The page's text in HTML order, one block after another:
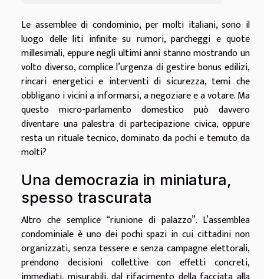
Le assemblee di condominio, per molti italiani, sono il
luogo delle liti infinite su rumori, parcheggi e quote
millesimali, eppure negli ultimi anni stanno mostrando un
volto diverso, complice l’urgenza di gestire bonus edilizi,
rincari energetici e interventi di sicurezza, temi che
obbligano i vicini a informarsi, a negoziare e a votare. Ma
questo micro-parlamento domestico può davvero
diventare una palestra di partecipazione civica, oppure
resta un rituale tecnico, dominato da pochi e temuto da
molti?
Una democrazia in miniatura,
spesso trascurata
Altro che semplice “riunione di palazzo”. L’assemblea
condominiale è uno dei pochi spazi in cui cittadini non
organizzati, senza tessere e senza campagne elettorali,
prendono decisioni collettive con effetti concreti,